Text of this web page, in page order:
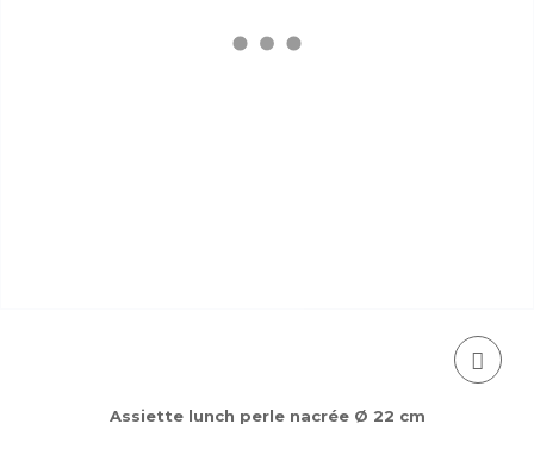
Assiette lunch perle nacrée Ø 22 cm